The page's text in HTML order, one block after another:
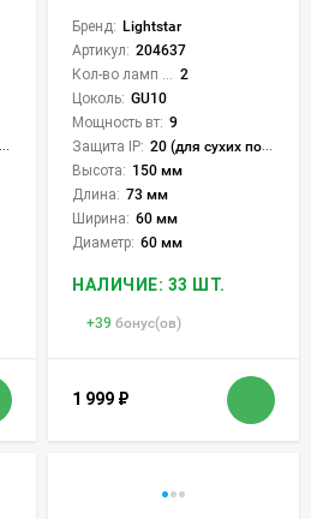
Бренд: Lightstar
Артикул: 204637
2
Цоколь: GU10
Мощность вт: 9
Защита IP: 20 (для сухих пом.)
Высота: 150 мм
Длина: 73 мм
Ширина: 60 мм
Диаметр: 60 мм
НАЛИЧИЕ: 33 ШТ.
+39 бонус(ов)
1 999 ₽